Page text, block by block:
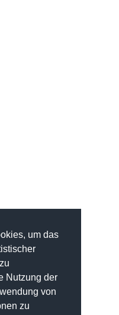
um das
Nutzung der
von
zu